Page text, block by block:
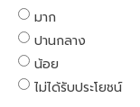
มาก
ปานกลาง
น้อย
ไม่ได้รับประโยชน์